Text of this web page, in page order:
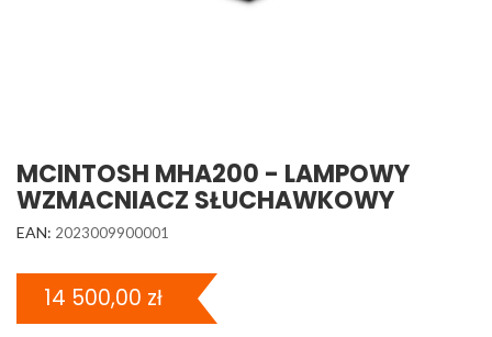
MCINTOSH MHA200 - LAMPOWY
WZMACNIACZ SŁUCHAWKOWY
EAN: 2023009900001
14 500,00 zł